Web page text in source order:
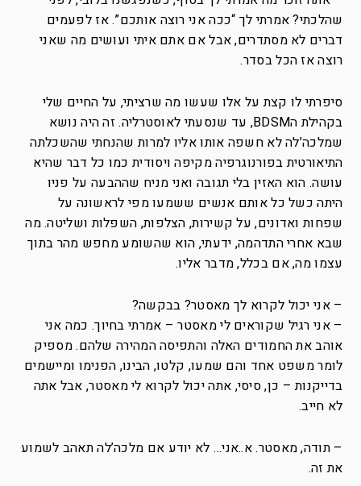
שהלכתי? אמרתי לך “ככה אני רוצה אותכם”. אז לפעמים
דברים לא מסתדרים, אבל אם אתם איתי ועושים מה שאני
רוצה אז הכל בסדר.
סיפרתי לו קצת על אלו שעשו מה שרציתי, על החיים שלי
בקהילת הBDSM, עד שנסעתי לאוסטרליה. זה היה נושא
שמלכה’לה לא חשפה אותו אליו למרות שהנחתי שהשכלתה
התיאורטית בפורנוגרפיה מקיפה ויסודית כמו כל דבר שהיא
עושה. הוא האזין בלי תגובה ואני מניח שההבעה על פניו
היתה כשל כל אותם אנשים ששמעו מפי לראשונה על
שפחות ואדונים, על קשירות, הצלפות, השפלות ושליטה. מה
שבא אחרי התדהמה, ידעתי, הוא שהשומע מחפש מהר בתוך
עצמו מה, אם בכלל, מדבר אליו.
– אני יכול לקרוא לך מאסטר? בבקשה?
– אני רגיל שקוראים לי מאסטר – אמרתי בחיוך. כמה אני
אוהב את החמודים האלה והתפיסה המהירה שלהם. מספיק
לומר משפט אחד והם שמעו, קלטו, הבינו, הפנימו ומיישמים
בדייקנות – כן, סיסי, אתה יכול לקרוא לי מאסטר, אבל אתה
לא חייב.
– תודה, מאסטר. א..אני… לא יודע אם מלכה’לה תאהב לשמוע
את זה.